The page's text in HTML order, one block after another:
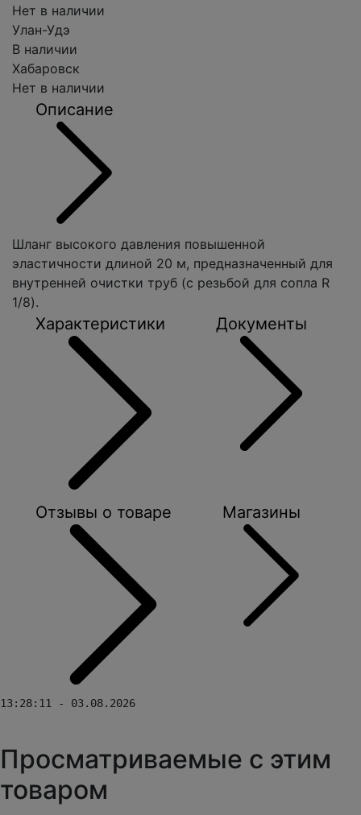
Нет в наличии
Улан-Удэ
В наличии
Хабаровск
Нет в наличии
Описание
Шланг высокого давления повышенной
эластичности длиной 20 м, предназначенный для
внутренней очистки труб (с резьбой для сопла R
1/8).
Характеристики Документы
Отзывы о товаре Магазины
13:28:11 - 03.08.2026
Просматриваемые с этим
товаром